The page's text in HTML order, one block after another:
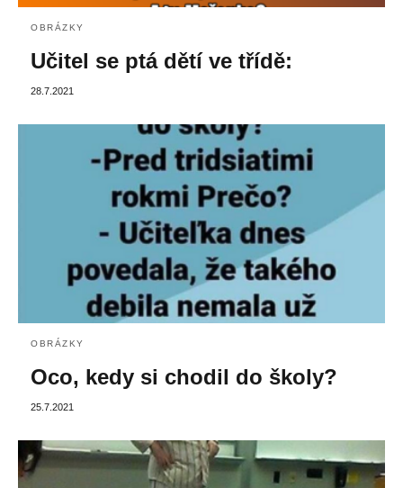
OBRÁZKY
Učitel se ptá dětí ve třídě:
28.7.2021
OBRÁZKY
Oco, kedy si chodil do školy?
25.7.2021